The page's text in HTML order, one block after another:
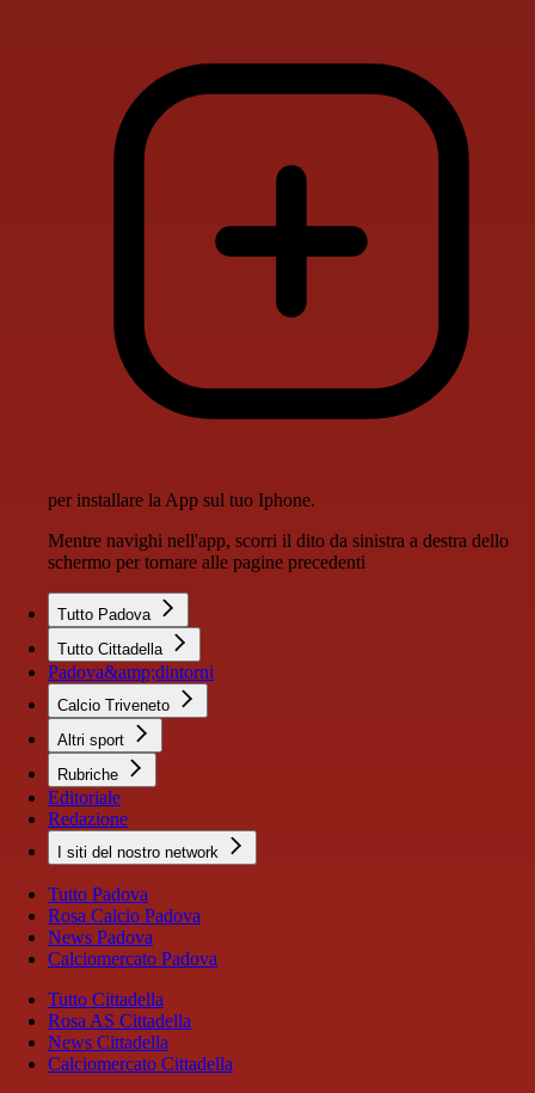
per installare la App sul tuo Iphone.
Mentre navighi nell'app, scorri il dito da sinistra a destra dello
schermo per tornare alle pagine precedenti
Tutto Padova
Tutto Cittadella
Padova&amp;dintorni
Calcio Triveneto
Altri sport
Rubriche
Editoriale
Redazione
I siti del nostro network
Tutto Padova
Rosa Calcio Padova
News Padova
Calciomercato Padova
Tutto Cittadella
Rosa AS Cittadella
News Cittadella
Calciomercato Cittadella